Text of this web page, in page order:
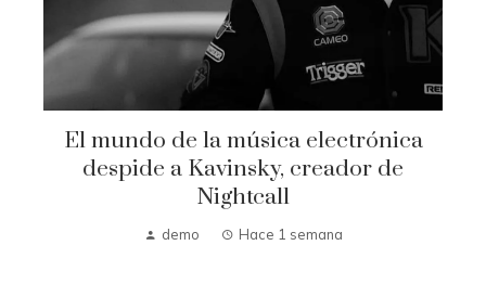
El mundo de la música electrónica
despide a Kavinsky, creador de
Nightcall
demo Hace 1 semana